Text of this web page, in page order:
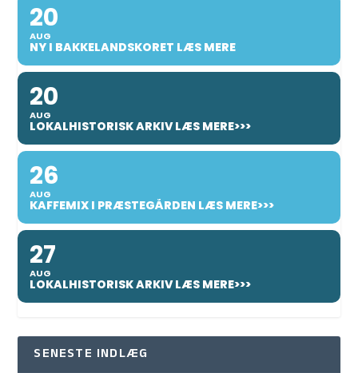
20
AUG
NY I BAKKELANDSKORET LÆS MERE
20
AUG
LOKALHISTORISK ARKIV LÆS MERE>>>
26
AUG
KAFFEMIX I PRÆSTEGÅRDEN LÆS MERE>>>
27
AUG
LOKALHISTORISK ARKIV LÆS MERE>>>
SENESTE INDLÆG